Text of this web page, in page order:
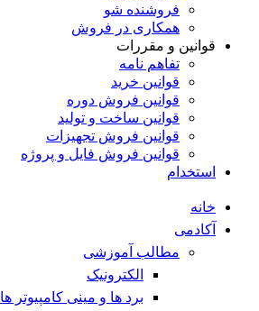
فروشنده شو
همکاری در فروش
قوانین و مقررات
تفاهم نامه
قوانین خرید
قوانین فروش دوره
قوانین ساخت و تولید
قوانین فروش تجهیزات
قوانین فروش فایل و پروژه
استخدام
خانه
آکادمی
مطالب آموزشی
الکترونیک
برد ها و مینی کامپیوتر ها